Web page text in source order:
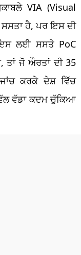
VIA (Visual
ਹੈ, ਪਰ ਇਸ ਦੀ
ਲਈ ਸਸਤੇ PoC
ਤਾਂ ਜੋ ਔਰਤਾਂ ਦੀ 35
ਕਰਕੇ ਦੇਸ਼ ਵਿੱਚ
ਵੱਡਾ ਕਦਮ ਚੁੱਕਿਆ